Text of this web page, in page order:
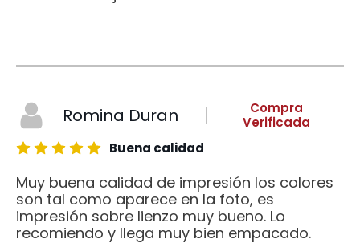
Romina Duran
Compra
Verificada
Buena calidad
Muy buena calidad de impresión los colores
son tal como aparece en la foto, es
impresión sobre lienzo muy bueno. Lo
recomiendo y llega muy bien empacado.